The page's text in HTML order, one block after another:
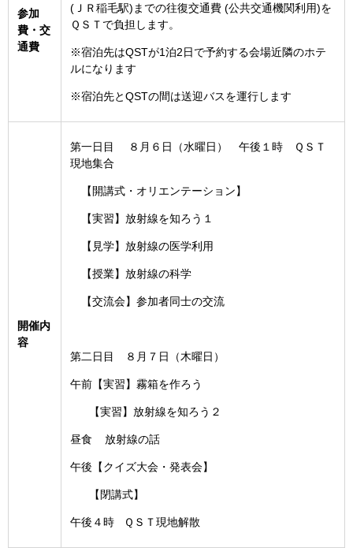
参加
費・交
通費
(ＪＲ稲毛駅)までの往復交通費 (公共交通機関利用)を
ＱＳＴで負担します。
※宿泊先はQSTが1泊2日で予約する会場近隣のホテ
ルになります
※宿泊先とQSTの間は送迎バスを運行します
開催内
容
第一日目 ８月６日（水曜日） 午後１時 ＱＳＴ
現地集合
【開講式・オリエンテーション】
【実習】放射線を知ろう１
【見学】放射線の医学利用
【授業】放射線の科学
【交流会】参加者同士の交流
第二日目 ８月７日（木曜日）
午前【実習】霧箱を作ろう
【実習】放射線を知ろう２
昼食 放射線の話
午後【クイズ大会・発表会】
【閉講式】
午後４時 ＱＳＴ現地解散